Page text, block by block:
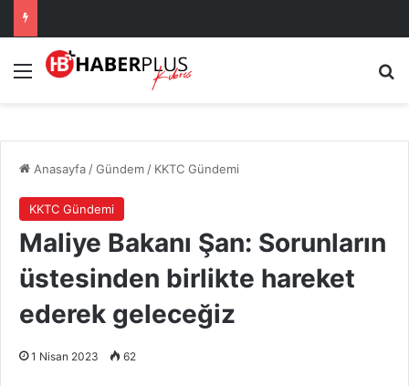
Menü
Anasayfa/Gündem/ KKTC Gündemi
KKTC Gündemi
Maliye Bakanı Şan: Sorunların
üstesinden birlikte hareket
ederek geleceğiz
1 Nisan 2023 62